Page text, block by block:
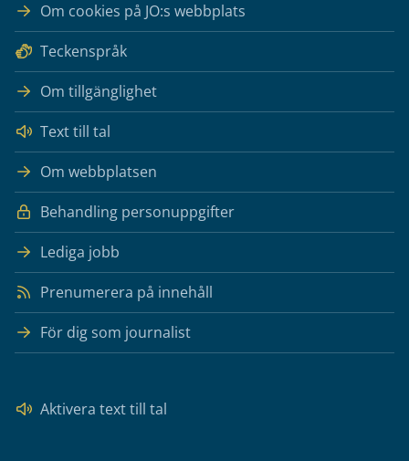
Om cookies på JO:s webbplats
Teckenspråk
Om tillgänglighet
Text till tal
Om webbplatsen
Behandling personuppgifter
Lediga jobb
Prenumerera på innehåll
För dig som journalist
Aktivera text till tal